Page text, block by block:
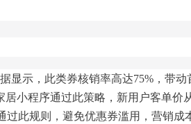
显示，此类券核销率高达75%，带动
小程序通过此策略，新用户客单价
此规则，避免优惠券滥用，营销成